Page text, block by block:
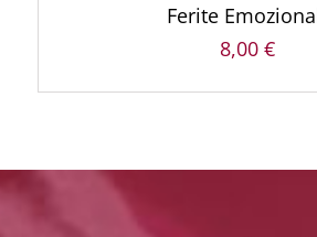
Ferite
8,00 €